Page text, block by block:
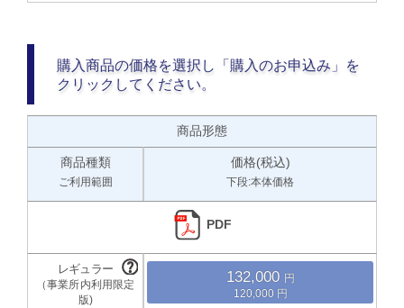
購入商品の価格を選択し「購入のお申込み」を
クリックしてください。
商品形態
商品種類
ご利用範囲
価格(税込)
下段:本体価格
PDF
132,000
120,000